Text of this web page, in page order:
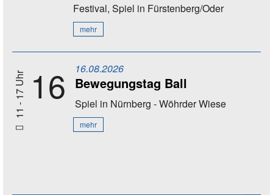
Festival, Spiel in Fürstenberg/Oder
mehr
11 - 17 Uhr 16 16.08.2026
Bewegungstag Ball
Spiel in Nürnberg - Wöhrder Wiese
mehr